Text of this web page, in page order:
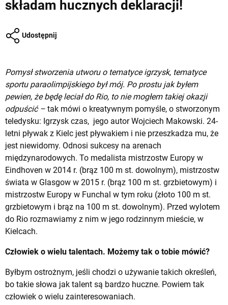
składam hucznych deklaracji!
Udostępnij
Pomysł stworzenia utworu o tematyce igrzysk, tematyce
sportu paraolimpijskiego był mój. Po prostu jak byłem
pewien, że będę leciał do Rio, to nie mogłem takiej okazji
odpuścić – tak mówi o kreatywnym pomyśle, o stworzonym
teledysku: Igrzysk czas, jego autor Wojciech Makowski. 24-
letni pływak z Kielc jest pływakiem i nie przeszkadza mu, że
jest niewidomy. Odnosi sukcesy na arenach
międzynarodowych. To medalista mistrzostw Europy w
Eindhoven w 2014 r. (brąz 100 m st. dowolnym), mistrzostw
świata w Glasgow w 2015 r. (brąz 100 m st. grzbietowym) i
mistrzostw Europy w Funchal w tym roku (złoto 100 m st.
grzbietowym i brąz na 100 m st. dowolnym). Przed wylotem
do Rio rozmawiamy z nim w jego rodzinnym mieście, w
Kielcach.
Człowiek o wielu talentach. Możemy tak o tobie mówić?
Byłbym ostrożnym, jeśli chodzi o używanie takich określeń,
bo takie słowa jak talent są bardzo huczne. Powiem tak
człowiek o wielu zainteresowaniach.